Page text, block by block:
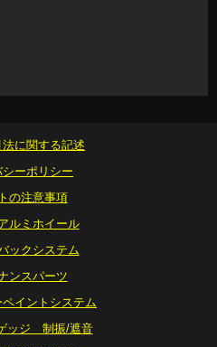
に関する記述
ーポリシー
の注意事項
ルミホイール
ックシステム
ンスパーツ
イントシステム
ッジ 制振/遮音